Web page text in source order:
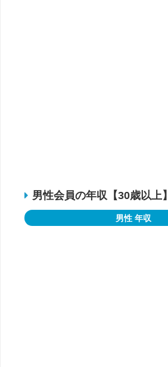
男性会員の年収【30歳以上】
男性 年収